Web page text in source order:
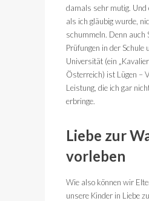
damals sehr mutig. Und
als ich gläubig wurde,
schummeln. Denn auch
Prüfungen in der Schule
Universität (ein
Österreich) ist Lügen –
Leistung, die ich gar
erbringe.
Liebe zur
vorleben
Wie also können wir
unsere Kinder in Liebe